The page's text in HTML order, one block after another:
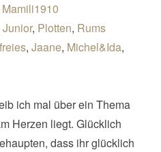
Mamili1910
Junior, Plotten, Rums
, Jaane, Michel&Ida,
ich mal über ein Thema
Herzen liegt. Glücklich
dass ihr glücklich